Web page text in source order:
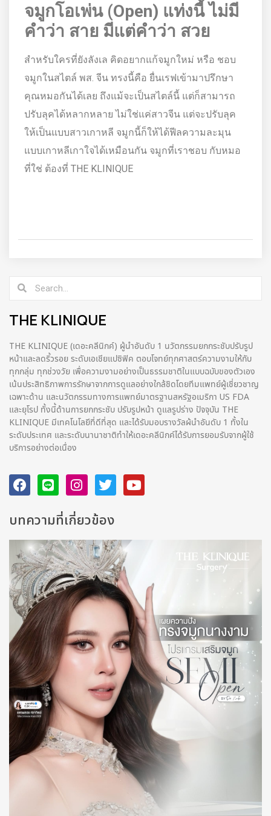
จมูกโอเพ่น (Open) แท่งนี้ ไม่มี
คำว่า สาย มีแต่คำว่า สวย
สำหรับใครที่ยังลังเล คิดอยากแก้จมูกใหม่ หรือ ชอบ
จมูกในสไตล์ พส. จีน ทรงนี้คือ ยื่นเรฟเข้ามาปรึกษา
คุณหมอกันได้เลย ถึงแม้จะเป็นสไตล์นี้ แต่ก็สามารถ
ปรับลุคได้หลากหลาย ไม่ใช่แค่สาวจีน แต่จะปรับลุค
ให้เป็นแบบสาวเกาหลี จมูกนี้ก็ให้ได้ฟีลความละมุน
แบบเกาหลีเกาใจได้เหมือนกัน จมูกที่เราชอบ กับหมอ
ที่ใช่ ต้องที่ THE KLINIQUE
THE KLINIQUE
THE KLINIQUE (เดอะคลีนิกค์) ผู้นำอันดับ 1 นวัตกรรมยกกระชับปรับรูป
หน้าและลดริ้วรอย ระดับเอเชียแปซิฟิค ตอบโจทย์ทุกศาสตร์ความงามให้กับ
ทุกกลุ่ม ทุกช่วงวัย เพื่อความงามอย่างเป็นธรรมชาติในแบบฉบับของตัวเอง
เน้นประสิทธิภาพการรักษาจากการดูแลอย่างใกล้ชิดโดยทีมแพทย์ผู้เชี่ยวชาญ
เฉพาะด้าน และนวัตกรรมทางการแพทย์มาตรฐานสหรัฐอเมริกา US FDA
และยุโรป ทั้งนี้ด้านการยกกระชับ ปรับรูปหน้า ดูแลรูปร่าง ปัจจุบัน THE
KLINIQUE มีเทคโนโลยีที่ดีที่สุด และได้รับมอบรางวัลผ้นำอันดับ 1 ทั้งใน
ระดับประเทศ และระดับนานาชาติทําให้เดอะคลีนิกค์ได้รับการยอมรับจากผู้ใช้
บริการอย่างต่อเนื่อง
บทความที่เกี่ยวข้อง